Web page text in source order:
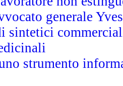
generale
sintetici
strumento